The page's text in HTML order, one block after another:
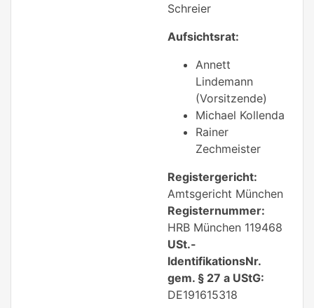
Schreier
Aufsichtsrat:
Annett
Lindemann
(Vorsitzende)
Michael Kollenda
Rainer
Zechmeister
Registergericht:
Amtsgericht München
Registernummer:
HRB München 119468
USt.-
IdentifikationsNr.
gem. § 27 a UStG:
DE191615318